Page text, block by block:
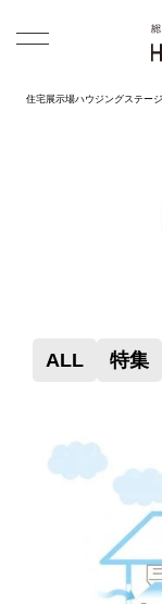
住宅展示場ハウジングステー
ALL 特集